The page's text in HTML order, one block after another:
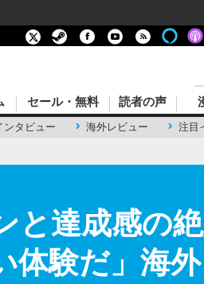
ンタビュー 海外レビュー 注目
セール・無料 読者の声
と達成感の
体験だ」海